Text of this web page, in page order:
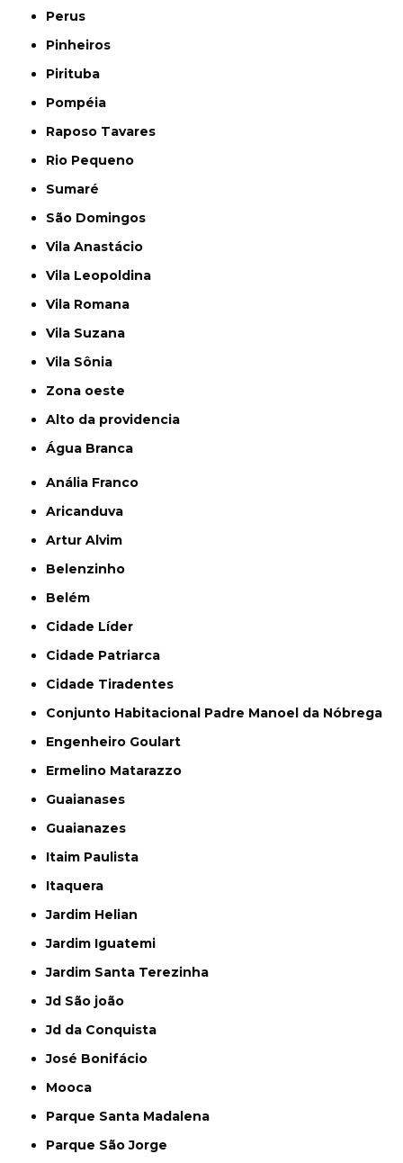
Perus
Pinheiros
Pirituba
Pompéia
Raposo Tavares
Rio Pequeno
Sumaré
São Domingos
Vila Anastácio
Vila Leopoldina
Vila Romana
Vila Suzana
Vila Sônia
Zona oeste
alto da providencia
Água Branca
Anália Franco
Aricanduva
Artur Alvim
Belenzinho
Belém
Cidade Líder
Cidade Patriarca
Cidade Tiradentes
Conjunto Habitacional Padre Manoel da Nóbrega
Engenheiro Goulart
Ermelino Matarazzo
Guaianases
Guaianazes
Itaim Paulista
Itaquera
Jardim Helian
Jardim Iguatemi
Jardim Santa Terezinha
Jd São joão
Jd da Conquista
José Bonifácio
Mooca
Parque Santa Madalena
Parque São Jorge